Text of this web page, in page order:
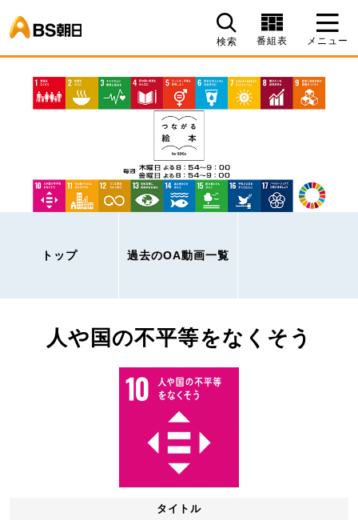
検索 番組表 メニュー
トップ 過去のOA動画一覧
人や国の不平等をなくそう
タイトル